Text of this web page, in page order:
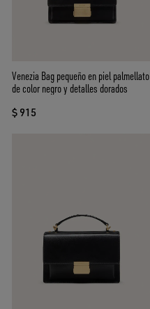
Venezia Bag pequeño en piel palmellato
de color negro y detalles dorados
$ 915